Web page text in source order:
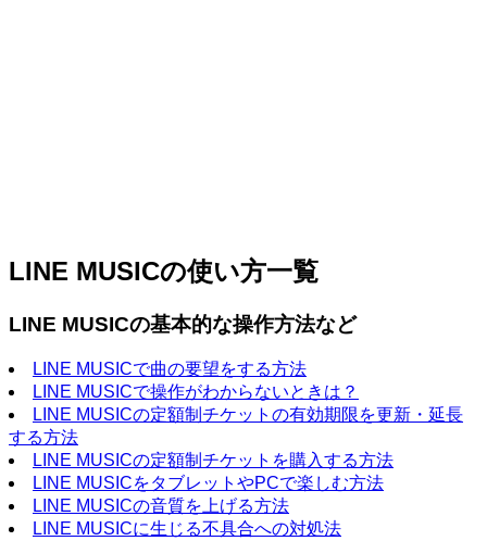
LINE MUSICの使い方一覧
LINE MUSICの基本的な操作方法など
LINE MUSICで曲の要望をする方法
LINE MUSICで操作がわからないときは？
LINE MUSICの定額制チケットの有効期限を更新・延長
する方法
LINE MUSICの定額制チケットを購入する方法
LINE MUSICをタブレットやPCで楽しむ方法
LINE MUSICの音質を上げる方法
LINE MUSICに生じる不具合への対処法